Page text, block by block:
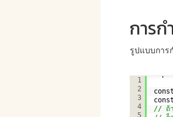
การ
รูปแบบการ
1
2
3
4
5
// ถ้า